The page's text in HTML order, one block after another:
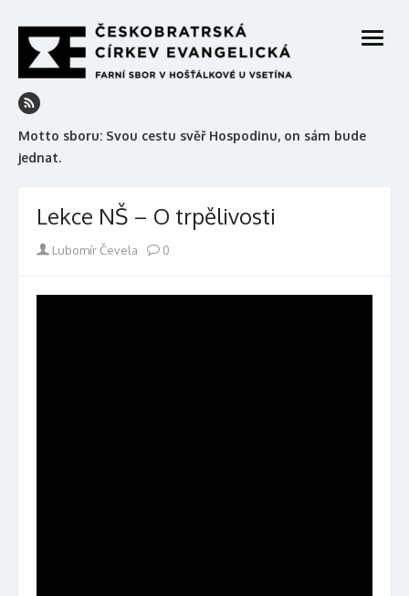
to
content
Motto sboru: Svou cestu svěř Hospodinu, on sám bude
jednat.
open
Lekce NŠ – O trpělivosti
Author
Lubomír Čevela 0